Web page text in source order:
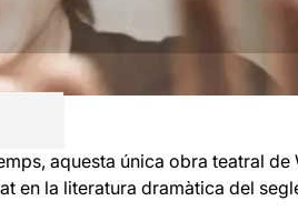
aquesta única obra teatral
en la literatura dramàtica del